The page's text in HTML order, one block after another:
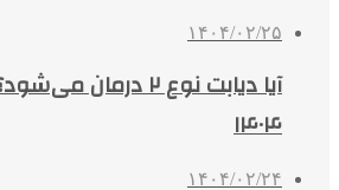
۱۴۰۴/۰۲/۲۵
آیا دیابت نوع ۲
۱۴۰۴
۱۴۰۴/۰۲/۲۴